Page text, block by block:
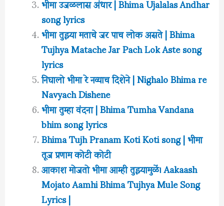
song lyrics
भीमा तुझ्या मताचे जर पाच लोक असते | Bhima
Tujhya Matache Jar Pach Lok Aste song
lyrics
निघालो भीमा रे नव्याच दिशेने | Nighalo Bhima re
Navyach Dishene
भीमा तुम्हा वंदना | Bhima Tumha Vandana
bhim song lyrics
Bhima Tujh Pranam Koti Koti song | भीमा
तूज प्रणाम कोटी कोटी
आकाश मोजतो भीमा आम्ही तुझ्यामुळें। Aakaash
Mojato Aamhi Bhima Tujhya Mule Song
Lyrics |